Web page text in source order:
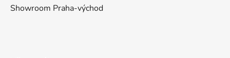
Showroom Praha-východ